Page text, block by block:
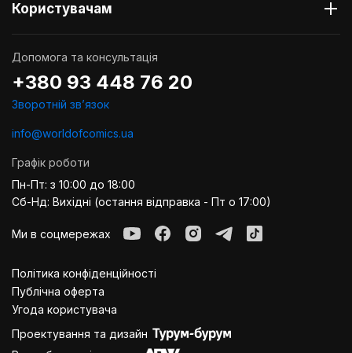
Користувачам
Допомога та консультація
+380 93 448 76 20
Зворотній звʼязок
info@worldofcomics.ua
Графік роботи
Пн-Пт: з 10:00 до 18:00
Сб-Нд: Вихідні (остання відправка - Пт о 17:00)
Ми в соцмережах
Політика конфіденційності
Публiчна оферта
Угода користувача
Проектування та дизайн